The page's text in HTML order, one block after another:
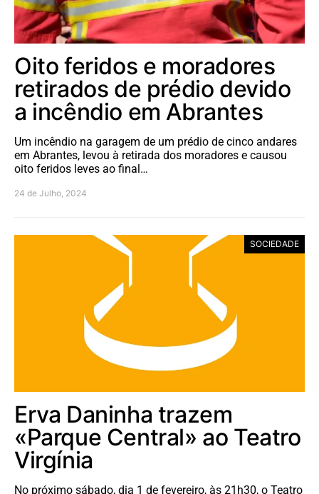
Oito feridos e moradores
retirados de prédio devido
a incêndio em Abrantes
Um incêndio na garagem de um prédio de cinco andares
em Abrantes, levou à retirada dos moradores e causou
oito feridos leves ao final…
24 de Julho, 2024
SOCIEDADE
Erva Daninha trazem
«Parque Central» ao Teatro
Virgínia
No próximo sábado, dia 1 de fevereiro, às 21h30, o Teatro